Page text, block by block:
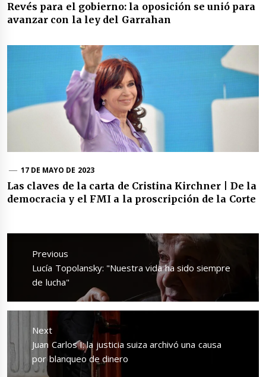
Revés para el gobierno: la oposición se unió para
avanzar con la ley del Garrahan
17 DE MAYO DE 2023
Las claves de la carta de Cristina Kirchner | De la
democracia y el FMI a la proscripción de la Corte
Navegación
entradas
Previous
Previous
post:
Lucía Topolansky: "Nuestra vida ha sido siempre
de lucha"
Next
Next
post:
Juan Carlos I: la justicia suiza archivó una causa
por blanqueo de dinero